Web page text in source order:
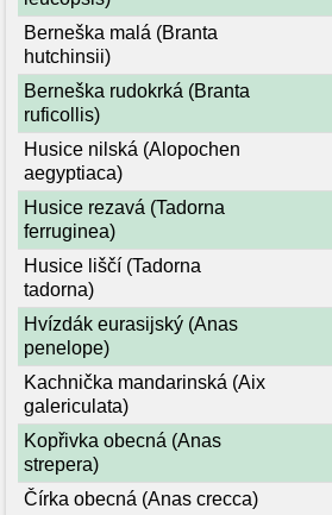
Berneška malá (Branta
hutchinsii)
Berneška rudokrká (Branta
ruficollis)
Husice nilská (Alopochen
aegyptiaca)
Husice rezavá (Tadorna
ferruginea)
Husice liščí (Tadorna
tadorna)
Hvízdák eurasijský (Anas
penelope)
Kachnička mandarinská (Aix
galericulata)
Kopřivka obecná (Anas
strepera)
Čírka obecná (Anas crecca)